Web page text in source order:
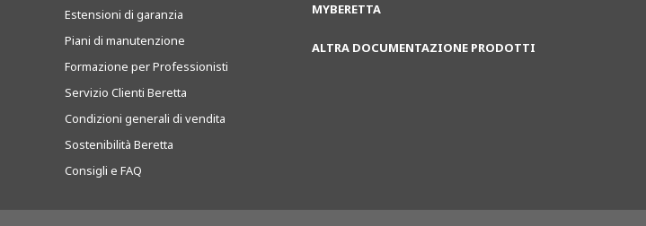
Estensioni di garanzia
Piani di manutenzione
Formazione per Professionisti
Servizio Clienti Beretta
Condizioni generali di vendita
Sostenibilità Beretta
Consigli e FAQ
MYBERETTA
ALTRA DOCUMENTAZIONE PRODOTTI